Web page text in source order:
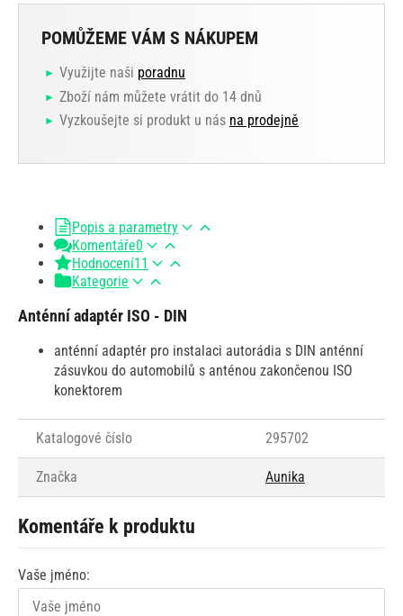
POMŮŽEME VÁM S NÁKUPEM
Využijte naši poradnu
Zboží nám můžete vrátit do 14 dnů
Vyzkoušejte si produkt u nás na prodejně
Popis a parametry
Komentáře0
Hodnocení11
Kategorie
Anténní adaptér ISO - DIN
anténní adaptér pro instalaci autorádia s DIN anténní
zásuvkou do automobilů s anténou zakončenou ISO
konektorem
Katalogové číslo 295702
Značka Aunika
Komentáře k produktu
Vaše jméno: